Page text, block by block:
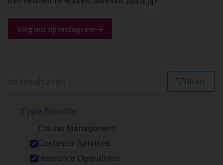
Volg ons op instagram
Filters
Claims Management
Customer Services
Insurance Operations
Busi­ness Analyst
IT, Change & Innovation
Antwerpen